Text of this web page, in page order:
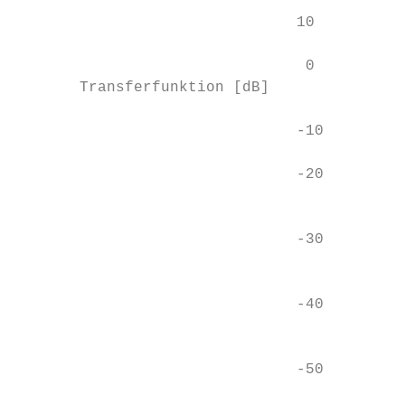
                               10
                                0
       Transferfunktion [dB]
                               -10
                               -20
                               -30
                               -40
-50